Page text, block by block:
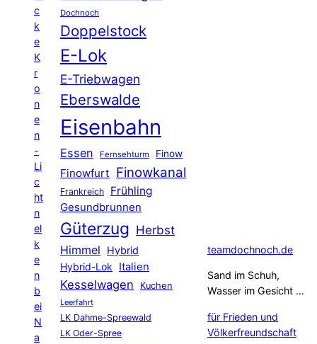
c
k
e
K
r
o
n
e
n
-
Li
c
ht
n
el
k
e
n
b
ei
N
a
Dochnoch
Doppelstock
E-Lok
E-Triebwagen
Eberswalde
Eisenbahn
Essen Fernsehturm Finow
Finowfurt Finowkanal
Frankreich Frühling
Gesundbrunnen
Güterzug Herbst
Himmel
Hybrid
Hybrid-Lok Italien
Kesselwagen Kuchen
Leerfahrt
LK Dahme-Spreewald
LK Oder-Spree
teamdochnoch.de
Sand im Schuh,
Wasser im Gesicht …
für Frieden und
Völkerfreundschaft